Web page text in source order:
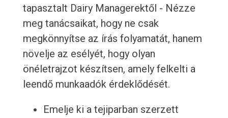
tapasztalt Dairy Managerektől - Nézze
meg tanácsaikat, hogy ne csak
megkönnyítse az írás folyamatát, hanem
növelje az esélyét, hogy olyan
önéletrajzot készítsen, amely felkelti a
leendő munkaadók érdeklődését.
Emelje ki a tejiparban szerzett